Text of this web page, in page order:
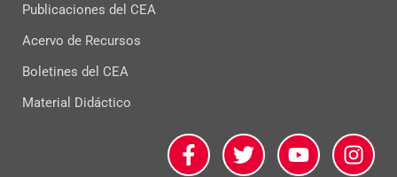
Publicaciones del CEA
Acervo de Recursos
Boletines del CEA
Material Didáctico